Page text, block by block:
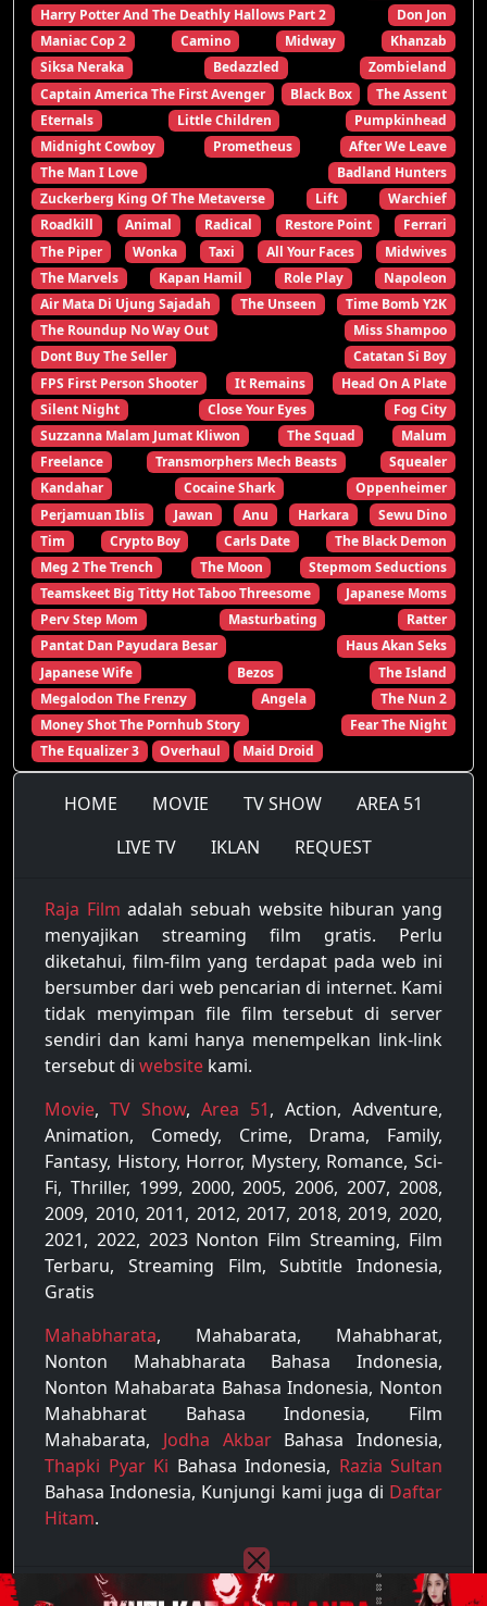
Harry Potter And The Deathly Hallows Part 2
Don Jon
Maniac Cop 2
Camino Midway
Khanzab
Siksa Neraka
Bedazzled
Zombieland
Captain America The First Avenger
Black Box
The Assent
Eternals
Little Children
Pumpkinhead
Midnight Cowboy
Prometheus
After We Leave
The Man I Love
Badland Hunters
Zuckerberg King Of The Metaverse
Lift
Warchief
Roadkill
Animal Radical Restore Point
Ferrari
The Piper
Wonka Taxi All Your Faces
Midwives
The Marvels
Kapan Hamil Role Play
Napoleon
Air Mata Di Ujung Sajadah
The Unseen
Time Bomb Y2K
The Roundup No Way Out
Miss Shampoo
Dont Buy The Seller
Catatan Si Boy
FPS First Person Shooter
It Remains
Head On A Plate
Silent Night
Close Your Eyes
Fog City
Suzzanna Malam Jumat Kliwon
The Squad
Malum
Freelance
Transmorphers Mech Beasts
Squealer
Kandahar
Cocaine Shark
Oppenheimer
Perjamuan Iblis
Jawan Anu Harkara
Sewu Dino
Tim
Crypto Boy Carls Date
The Black Demon
Meg 2 The Trench
The Moon
Stepmom Seductions
Teamskeet Big Titty Hot Taboo Threesome
Japanese Moms
Perv Step Mom
Masturbating
Ratter
Pantat Dan Payudara Besar
Haus Akan Seks
Japanese Wife
Bezos
The Island
Megalodon The Frenzy
Angela
The Nun 2
Money Shot The Pornhub Story
Fear The Night
The Equalizer 3
Overhaul Maid Droid
HOME MOVIE TV SHOW
AREA 51
LIVE TV
IKLAN REQUEST
Raja Film adalah sebuah website hiburan yang
menyajikan streaming film gratis. Perlu
diketahui, film-film yang terdapat pada web ini
bersumber dari web pencarian di internet. Kami
tidak menyimpan file film tersebut di server
sendiri dan kami hanya menempelkan link-link
tersebut di website kami.
Movie, TV Show, Area 51, Action, Adventure,
Animation, Comedy, Crime, Drama, Family,
Fantasy, History, Horror, Mystery, Romance, Sci-
Fi, Thriller, 1999, 2000, 2005, 2006, 2007, 2008,
2009, 2010, 2011, 2012, 2017, 2018, 2019, 2020,
2021, 2022, 2023 Nonton Film Streaming, Film
Terbaru, Streaming Film, Subtitle Indonesia,
Gratis
Mahabharata, Mahabarata, Mahabharat,
Nonton Mahabharata Bahasa Indonesia,
Nonton Mahabarata Bahasa Indonesia, Nonton
Mahabharat Bahasa Indonesia, Film
Mahabarata, Jodha AkbarBahasa Indonesia,
Thapki Pyar Ki Bahasa Indonesia, Razia Sultan
Bahasa Indonesia, Kunjungi kami juga di Daftar
Hitam.
Copyright © 2022 - 2026Raja Film
| All rights